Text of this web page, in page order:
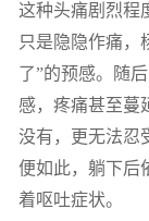
这种头痛剧烈程
只是隐隐作痛，
了”的预感。随
感，疼痛甚至蔓
没有，更无法忍
便如此，躺下后
着呕吐症状。